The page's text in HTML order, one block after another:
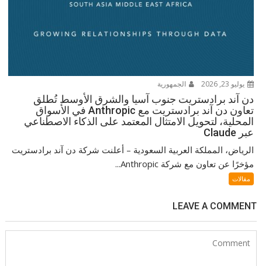
يوليو 23, 2026 الجمهورية
دن آند برادستريت جنوب آسيا والشرق الأوسط تُطلق
تعاون دن آند برادستريت مع Anthropic في الأسواق
المحلية، لتحويل الامتثال المعتمد على الذكاء الاصطناعي
عبر Claude
الرياض، المملكة العربية السعودية – أعلنت شركة دن آند برادستريت
مؤخرًا عن تعاون مع شركة Anthropic...
مقالات
LEAVE A COMMENT